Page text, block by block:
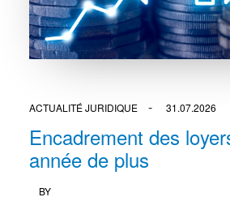
ACTUALITÉ JURIDIQUE 31.07.2026
Encadrement des
année de plus
BY